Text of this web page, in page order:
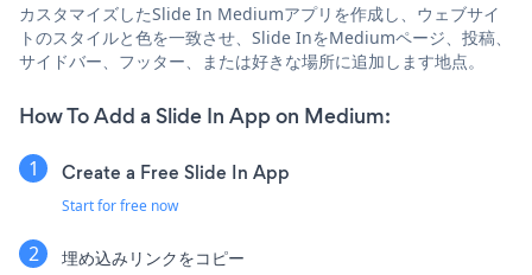
カスタマイズしたSlide In Mediumアプリを作成し、ウェブサイ
トのスタイルと色を一致させ、Slide InをMediumページ、投稿、
サイドバー、フッター、または好きな場所に追加します地点。
How To Add a Slide In App on Medium:
Create a Free Slide In App
Start for free now
埋め込みリンクをコピー